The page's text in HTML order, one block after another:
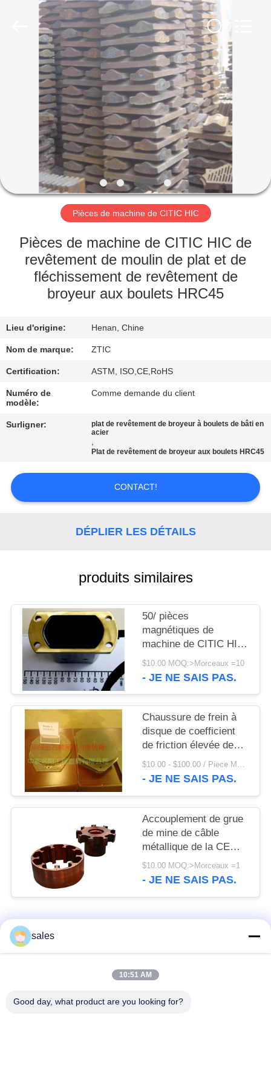
MAISON
PRODUITS
SHOW
AU
DE
NOUS
VISITE
CONTRÔLE
DE
QUALITÉ
CONTACTEZ-
NOUVELLES
DEMANDEZ
PLAN
SITE
PRIVACY
POLICY
Pièces de machine de CITIC HIC
Pièces de machine de CITIC HIC de
revêtement de moulin de plat et de
fléchissement de revêtement de
broyeur aux boulets HRC45
Lieu d'origine: Henan, Chine
Nom de marque: ZTIC
Certification: ASTM, ISO,CE,RoHS
Numéro de
modèle:
Comme demande du client
Surligner:
plat de revêtement de broyeur à boulets de bâti en
acier
,
Plat de revêtement de broyeur aux boulets HRC45
CONTACT!
DÉPLIER LES DÉTAILS
produits similaires
50/ pièces
magnétiques de
machine de CITIC HIC
de commutateur de la
grue TCK de mine de
$10.00 MOQ:>Morceaux =10
- JE NE SAIS PAS.
Chaussure de frein à
disque de coefficient
de friction élevée des
pièces de machine de
Citic Hic pour le treuil
$10.00 - $100.00 / Piece MOQ:1 morceau/morceaux
- JE NE SAIS PAS.
Accouplement de grue
de mine de câble
métallique de la CE
d'OIN des pièces de
machine de CITIC HIC
$10.00 MOQ:>Morceaux =1
- JE NE SAIS PAS.
Catégories populaires
Pignon biseauté
vitesse de périmètre
Bâtis et pièces
sales
10:51 AM
Good day, what product are you looking for?